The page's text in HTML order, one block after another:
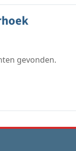
gevonden.